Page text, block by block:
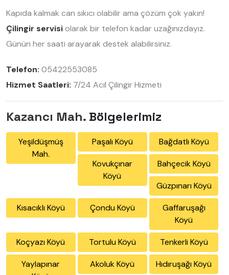
Kapıda kalmak can sıkıcı olabilir ama çözüm çok yakın!
Çilingir servisiolarak bir telefon kadar uzağınızdayız.
Günün her saati arayarak destek alabilirsiniz.
Telefon: 05422553085
Hizmet Saatleri: 7/24 Acil Çilingir Hizmeti
Kazancı Mah. Bölgelerimiz
Yeşildüşmüş
Mah.
Paşalı Köyü Bağdatlı Köyü
Kovukçınar
Köyü
Bahçecik Köyü
Güzpınarı Köyü
Kısacıklı Köyü Çondu Köyü
Gaffaruşağı
Köyü
Koçyazı Köyü Tortulu Köyü Tenkerli Köyü
Yaylapınar
Akoluk Köyü Hıdıruşağı Köyü